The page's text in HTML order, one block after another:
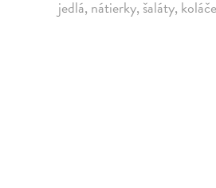
jedlá, nátierky, šaláty,